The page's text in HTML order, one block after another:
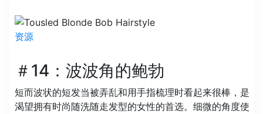
资源
＃14：波波角的鲍勃
短而波状的短发当被弄乱和用手指梳理时看起来很棒，是
渴望拥有时尚随洗随走发型的女性的首选。细微的角度使